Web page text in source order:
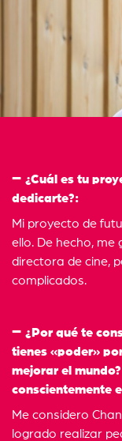
¿Cuál es tu
dedicarte?:
Mi proyecto de
ello. De hecho,
directora de cine,
complicados.
¿Por qué te
tienes «poder»
mejorar el
conscientemente
Me considero
logrado realizar